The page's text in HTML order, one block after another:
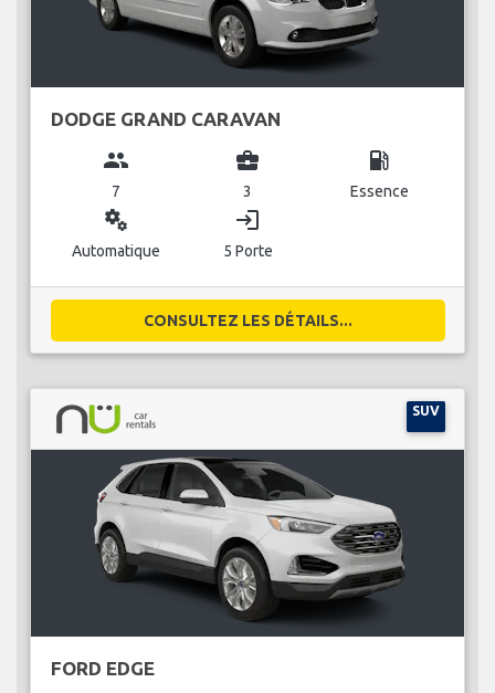
DODGE GRAND CARAVAN
group
7
business_center
3
local_gas_station
Essence
miscellaneous_services
Automatique
login
5 Porte
CONSULTEZ LES DÉTAILS...
SUV
FORD EDGE